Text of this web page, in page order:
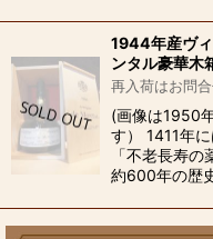
1944年産ヴ
ンタル豪華木
再入荷はお問
(画像は1950
す） 1411年
「不老長寿の
約600年の歴